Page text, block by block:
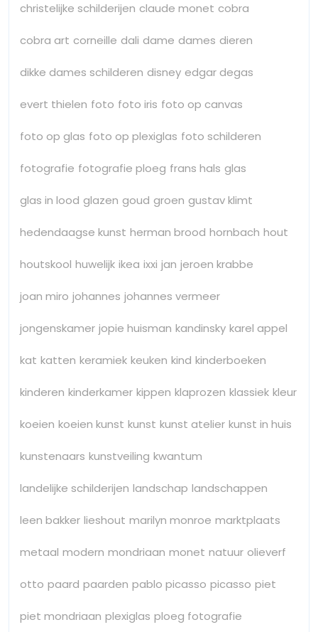
christelijke schilderijen claude monet cobra
cobra art corneille dali dame dames dieren
dikke dames schilderen disney edgar degas
evert thielen foto foto iris foto op canvas
foto op glas foto op plexiglas foto schilderen
fotografie fotografie ploeg frans hals glas
glas in lood glazen goud groen gustav klimt
hedendaagse kunst herman brood hornbach hout
houtskool huwelijk ikea ixxi jan jeroen krabbe
joan miro johannes johannes vermeer
jongenskamer jopie huisman kandinsky karel appel
kat katten keramiek keuken kind kinderboeken
kinderen kinderkamer kippen klaprozen klassiek kleur
koeien koeien kunst kunst kunst atelier kunst in huis
kunstenaars kunstveiling kwantum
landelijke schilderijen landschap landschappen
leen bakker lieshout marilyn monroe marktplaats
metaal modern mondriaan monet natuur olieverf
otto paard paarden pablo picasso picasso piet
piet mondriaan plexiglas ploeg fotografie